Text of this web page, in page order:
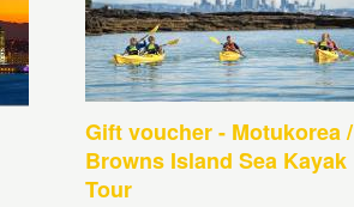
Gift voucher - Motukorea /
Browns Island Sea Kayak
Tour